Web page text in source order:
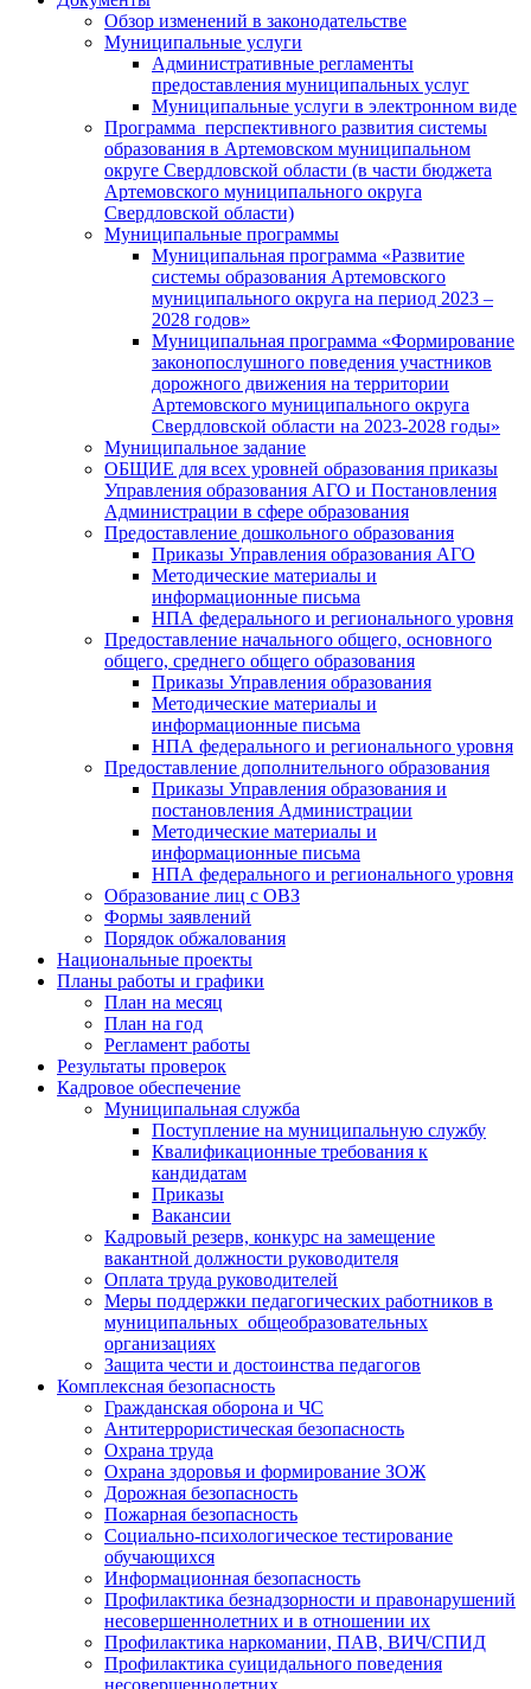
Обзор изменений в законодательстве
Муниципальные услуги
Административные регламенты
предоставления муниципальных услуг
Муниципальные услуги в электронном виде
Программа перспективного развития системы
образования в Артемовском муниципальном
округе Свердловской области (в части бюджета
Артемовского муниципального округа
Свердловской области)
Муниципальные программы
Муниципальная программа «Развитие
системы образования Артемовского
муниципального округа на период 2023 –
2028 годов»
Муниципальная программа «Формирование
законопослушного поведения участников
дорожного движения на территории
Артемовского муниципального округа
Свердловской области на 2023-2028 годы»
Муниципальное задание
ОБЩИЕ для всех уровней образования приказы
Управления образования АГО и Постановления
Администрации в сфере образования
Предоставление дошкольного образования
Приказы Управления образования АГО
Методические материалы и
информационные письма
НПА федерального и регионального уровня
Предоставление начального общего, основного
общего, среднего общего образования
Приказы Управления образования
Методические материалы и
информационные письма
НПА федерального и регионального уровня
Предоставление дополнительного образования
Приказы Управления образования и
постановления Администрации
Методические материалы и
информационные письма
НПА федерального и регионального уровня
Образование лиц с ОВЗ
Формы заявлений
Порядок обжалования
Национальные проекты
Планы работы и графики
План на месяц
План на год
Регламент работы
Результаты проверок
Кадровое обеспечение
Муниципальная служба
Поступление на муниципальную службу
Квалификационные требования к
кандидатам
Приказы
Вакансии
Кадровый резерв, конкурс на замещение
вакантной должности руководителя
Оплата труда руководителей
Меры поддержки педагогических работников в
муниципальных общеобразовательных
организациях
Защита чести и достоинства педагогов
Комплексная безопасность
Гражданская оборона и ЧС
Антитеррористическая безопасность
Охрана труда
Охрана здоровья и формирование ЗОЖ
Дорожная безопасность
Пожарная безопасность
Социально-психологическое тестирование
обучающихся
Информационная безопасность
Профилактика безнадзорности и правонарушений
несовершеннолетних и в отношении их
Профилактика наркомании, ПАВ, ВИЧ/СПИД
Профилактика суицидального поведения